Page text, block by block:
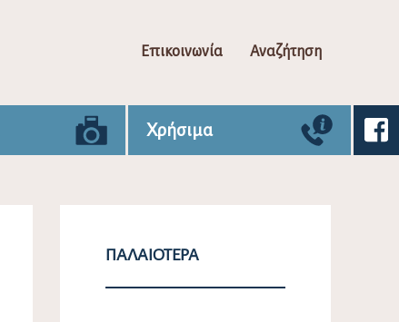
Επικοινωνία Αναζήτηση
Χρήσιμα
ΠΑΛΑΙΌΤΕΡΑ